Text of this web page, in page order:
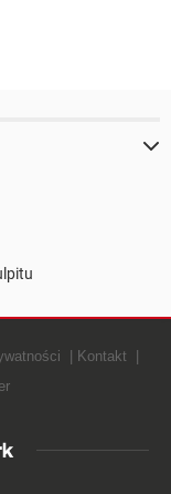
Kontakt